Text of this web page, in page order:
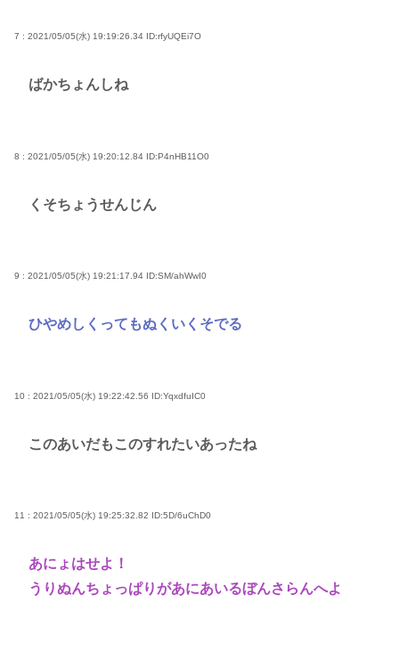
7 : 2021/05/05(水) 19:19:26.34 ID:rfyUQEi7O
ばかちょんしね
8 : 2021/05/05(水) 19:20:12.84 ID:P4nHB11O0
くそちょうせんじん
9 : 2021/05/05(水) 19:21:17.94 ID:SM/ahWwI0
ひやめしくってもぬくいくそでる
10 : 2021/05/05(水) 19:22:42.56 ID:YqxdfuIC0
このあいだもこのすれたいあったね
11 : 2021/05/05(水) 19:25:32.82 ID:5D/6uChD0
あにょはせよ！
うりぬんちょっぱりがあにあいるぼんさらんへよ